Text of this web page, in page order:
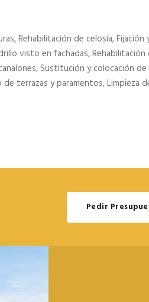
Rehabilitación de celosía, Fijación
visto en fachadas, Rehabilitación
Sustitución y colocación
terrazas y paramentos, Limpieza
Pedir